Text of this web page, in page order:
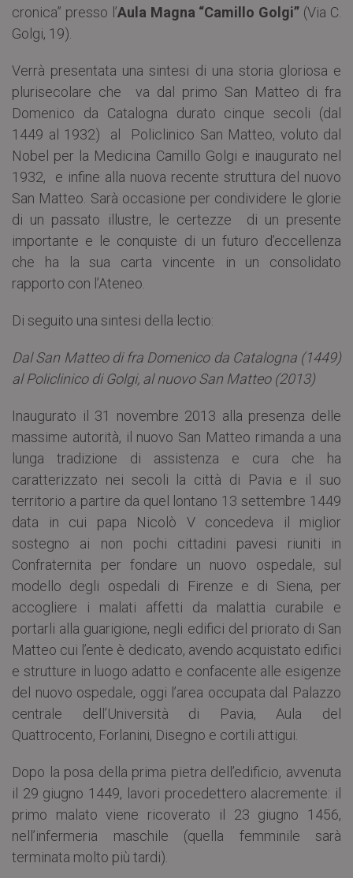
cronica” presso l’Aula Magna “Camillo Golgi” (Via C.
Golgi, 19).
Verrà presentata una sintesi di una storia gloriosa e
plurisecolare che va dal primo San Matteo di fra
Domenico da Catalogna durato cinque secoli (dal
1449 al 1932) al Policlinico San Matteo, voluto dal
Nobel per la Medicina Camillo Golgi e inaugurato nel
1932, e infine alla nuova recente struttura del nuovo
San Matteo. Sarà occasione per condividere le glorie
di un passato illustre, le certezze di un presente
importante e le conquiste di un futuro d’eccellenza
che ha la sua carta vincente in un consolidato
rapporto con l’Ateneo.
Di seguito una sintesi della lectio:
Dal San Matteo di fra Domenico da Catalogna (1449)
al Policlinico di Golgi, al nuovo San Matteo (2013)
Inaugurato il 31 novembre 2013 alla presenza delle
massime autorità, il nuovo San Matteo rimanda a una
lunga tradizione di assistenza e cura che ha
caratterizzato nei secoli la città di Pavia e il suo
territorio a partire da quel lontano 13 settembre 1449
data in cui papa Nicolò V concedeva il miglior
sostegno ai non pochi cittadini pavesi riuniti in
Confraternita per fondare un nuovo ospedale, sul
modello degli ospedali di Firenze e di Siena, per
accogliere i malati affetti da malattia curabile e
portarli alla guarigione, negli edifici del priorato di San
Matteo cui l’ente è dedicato, avendo acquistato edifici
e strutture in luogo adatto e confacente alle esigenze
del nuovo ospedale, oggi l’area occupata dal Palazzo
centrale dell’Università di Pavia, Aula del
Quattrocento, Forlanini, Disegno e cortili attigui.
Dopo la posa della prima pietra dell’edificio, avvenuta
il 29 giugno 1449, lavori procedettero alacremente: il
primo malato viene ricoverato il 23 giugno 1456,
nell’infermeria maschile (quella femminile sarà
terminata molto più tardi).